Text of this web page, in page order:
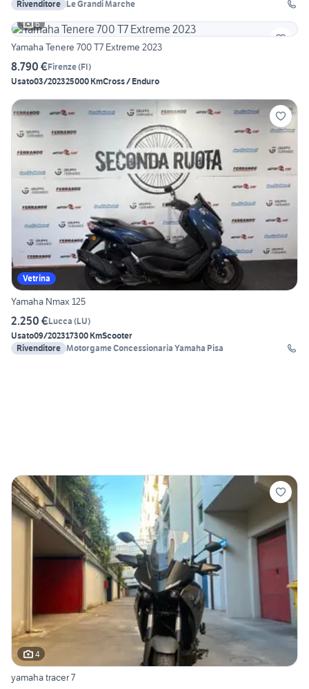
Rivenditore Le Grandi Marche
6
Yamaha Tenere 700 T7 Extreme 2023
8.790 €Firenze(FI)
Usato03/202325000 KmCross / Enduro
Vetrina
Yamaha Nmax 125
2.250 €Lucca (LU)
Usato09/202317300 KmScooter
Rivenditore Motorgame Concessionaria Yamaha Pisa
4
yamaha tracer 7